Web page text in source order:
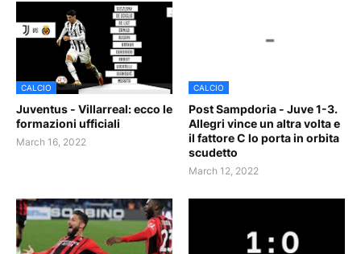
CALCIO
Juventus - Villarreal: ecco le
formazioni ufficiali
March 16, 2022
CALCIO
Post Sampdoria - Juve 1-3.
Allegri vince un altra volta e
il fattore C lo porta in orbita
scudetto
March 12, 2022